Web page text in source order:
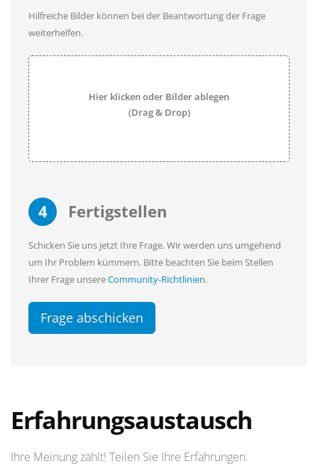
Hilfreiche Bilder können bei der Beantwortung der Frage
weiterhelfen.
Hier klicken oder Bilder ablegen
(Drag & Drop)
4 Fertigstellen
Schicken Sie uns jetzt Ihre Frage. Wir werden uns umgehend
um Ihr Problem kümmern. Bitte beachten Sie beim Stellen
Ihrer Frage unsereCommunity-Richtlinien.
Frage abschicken
Erfahrungsaustausch
Ihre Meinung zählt! Teilen Sie Ihre Erfahrungen.